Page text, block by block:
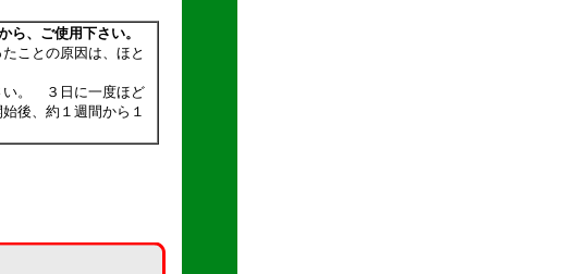
、ご使用下さい。
ことの原因は、ほと
い。 ３日に一度ほど
後、約１週間から１